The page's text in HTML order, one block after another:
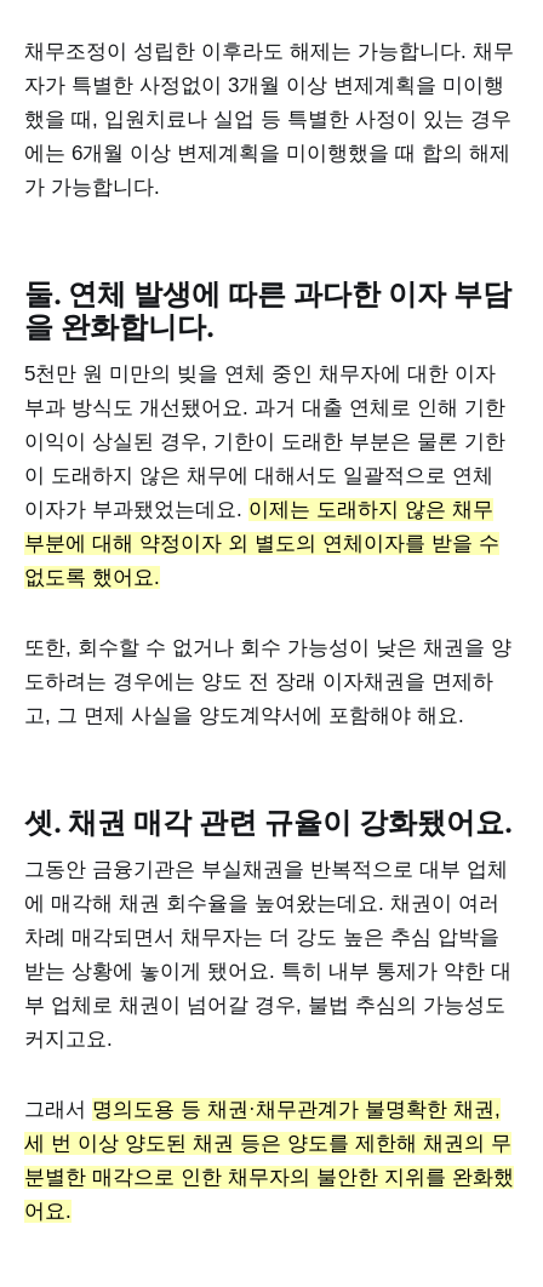
채무조정이 성립한 이후라도 해제는 가능합니다. 채무
자가 특별한 사정없이 3개월 이상 변제계획을 미이행
했을 때, 입원치료나 실업 등 특별한 사정이 있는 경우
에는 6개월 이상 변제계획을 미이행했을 때 합의 해제
가 가능합니다.
둘. 연체 발생에 따른 과다한 이자 부담
을 완화합니다.
5천만 원 미만의 빚을 연체 중인 채무자에 대한 이자
부과 방식도 개선됐어요. 과거 대출 연체로 인해 기한
이익이 상실된 경우, 기한이 도래한 부분은 물론 기한
이 도래하지 않은 채무에 대해서도 일괄적으로 연체
이자가 부과됐었는데요. 이제는 도래하지 않은 채무
부분에 대해 약정이자 외 별도의 연체이자를 받을 수
없도록 했어요.
또한, 회수할 수 없거나 회수 가능성이 낮은 채권을 양
도하려는 경우에는 양도 전 장래 이자채권을 면제하
고, 그 면제 사실을 양도계약서에 포함해야 해요.
셋. 채권 매각 관련 규율이 강화됐어요.
그동안 금융기관은 부실채권을 반복적으로 대부 업체
에 매각해 채권 회수율을 높여왔는데요. 채권이 여러
차례 매각되면서 채무자는 더 강도 높은 추심 압박을
받는 상황에 놓이게 됐어요. 특히 내부 통제가 약한 대
부 업체로 채권이 넘어갈 경우, 불법 추심의 가능성도
커지고요.
그래서 명의도용 등 채권·채무관계가 불명확한 채권,
세 번 이상 양도된 채권 등은 양도를 제한해 채권의 무
분별한 매각으로 인한 채무자의 불안한 지위를 완화했
어요.